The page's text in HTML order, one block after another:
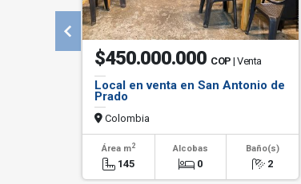
$450.000.000 COP | Venta
Local en venta en San Antonio de
Prado
Colombia
Área m2
145
Alcobas
0
Baño(s)
2